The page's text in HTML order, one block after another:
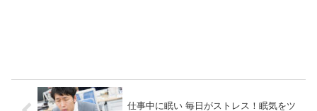
仕事中に眠い 毎日がストレス！眠気をツ